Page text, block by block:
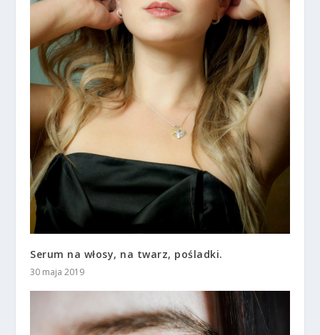
Serum na włosy, na twarz, pośladki.
30 maja 2019